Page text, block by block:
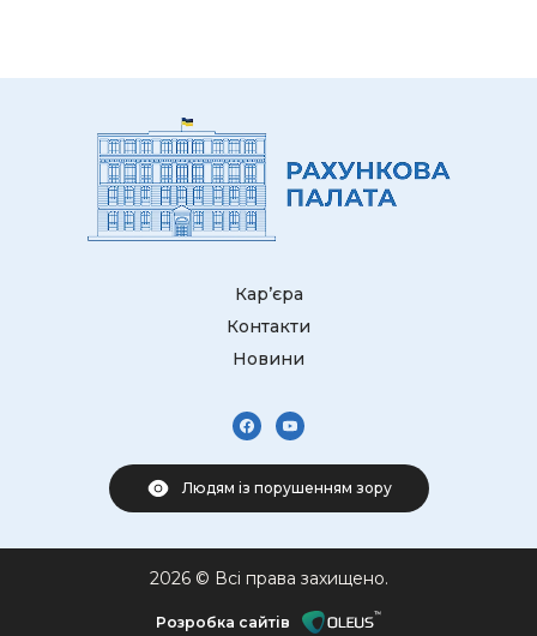
Кар’єра
Контакти
Новини
Людям із порушенням зору
2026 © Всі права захищено.
Розробка сайтів